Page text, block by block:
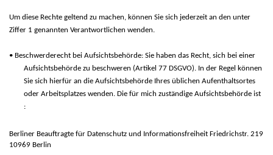
Um diese Rechte geltend zu machen, können Sie sich jederzeit an den unter
Ziffer 1 genannten Verantwortlichen wenden.
• Beschwerderecht bei Aufsichtsbehörde: Sie haben das Recht, sich bei einer
Aufsichtsbehörde zu beschweren (Artikel 77 DSGVO). In der Regel können
Sie sich hierfür an die Aufsichtsbehörde Ihres üblichen Aufenthaltsortes
oder Arbeitsplatzes wenden. Die für mich zuständige Aufsichtsbehörde ist
:
Berliner Beauftragte für Datenschutz und Informationsfreiheit Friedrichstr. 219
10969 Berlin